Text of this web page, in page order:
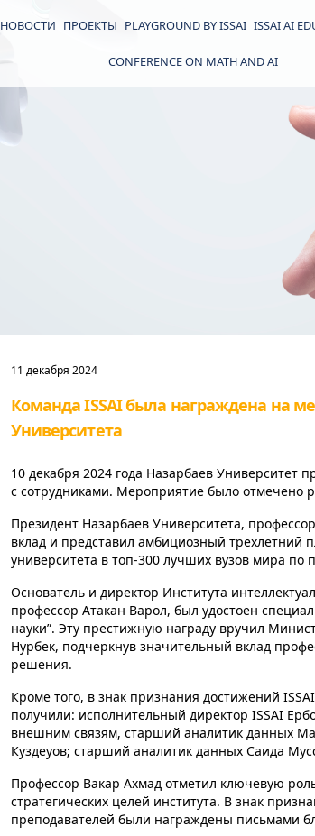
НОВОСТИ ПРОЕКТЫ PLAYGROUND BY ISSAI ISSAI AI
CONFERENCE ON MATH AND AI
11 декабря 2024
Команда ISSAI была награждена на
Университета
10 декабря 2024 года Назарбаев Университет
с сотрудниками. Мероприятие было отмечено
Президент Назарбаев Университета,
вклад и представил амбициозный трехлетний
университета в топ-300 лучших вузов мира по
Основатель и директор Института
профессор Атакан Варол, был удостоен
науки”. Эту престижную награду вручил
Нурбек, подчеркнув значительный вклад
решения.
Кроме того, в знак признания достижений
получили: исполнительный директор ISSAI
внешним связям, старший аналитик данных
Куздеуов; старший аналитик данных Саида
Профессор Вакар Ахмад отметил ключевую
стратегических целей института. В знак
преподавателей были награждены письмами